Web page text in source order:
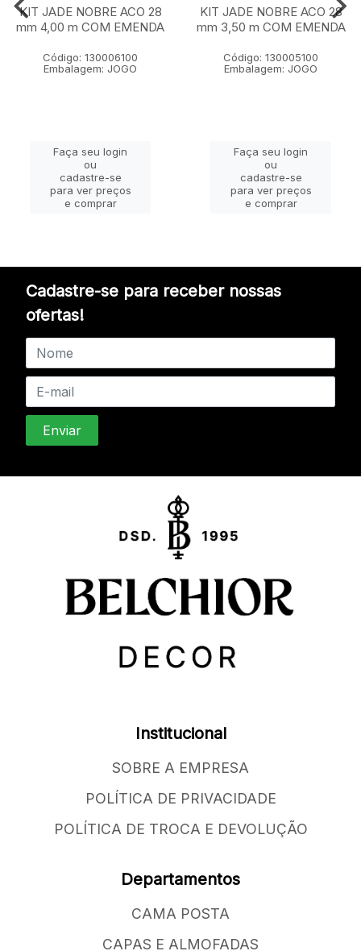
KIT JADE NOBRE ACO 28
mm 4,00 m COM EMENDA
Código: 130006100
Embalagem: JOGO
Faça seu login
ou
cadastre-se
para ver preços
e comprar
KIT JADE NOBRE ACO 28
mm 3,50 m COM EMENDA
Código: 130005100
Embalagem: JOGO
Faça seu login
ou
cadastre-se
para ver preços
e comprar
Cadastre-se para receber nossas
ofertas!
Institucional
SOBRE A EMPRESA
POLÍTICA DE PRIVACIDADE
POLÍTICA DE TROCA E DEVOLUÇÃO
Departamentos
CAMA POSTA
CAPAS E ALMOFADAS